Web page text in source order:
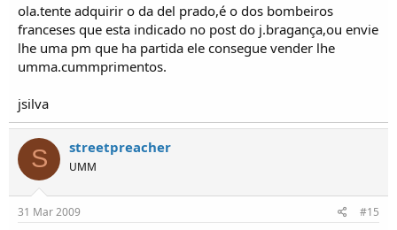
ola.tente adquirir o da del prado,é o dos bombeiros
franceses que esta indicado no post do j.bragança,ou envie
lhe uma pm que ha partida ele consegue vender lhe
umma.cummprimentos.
jsilva
S streetpreacher
UMM
31 Mar 2009 #15